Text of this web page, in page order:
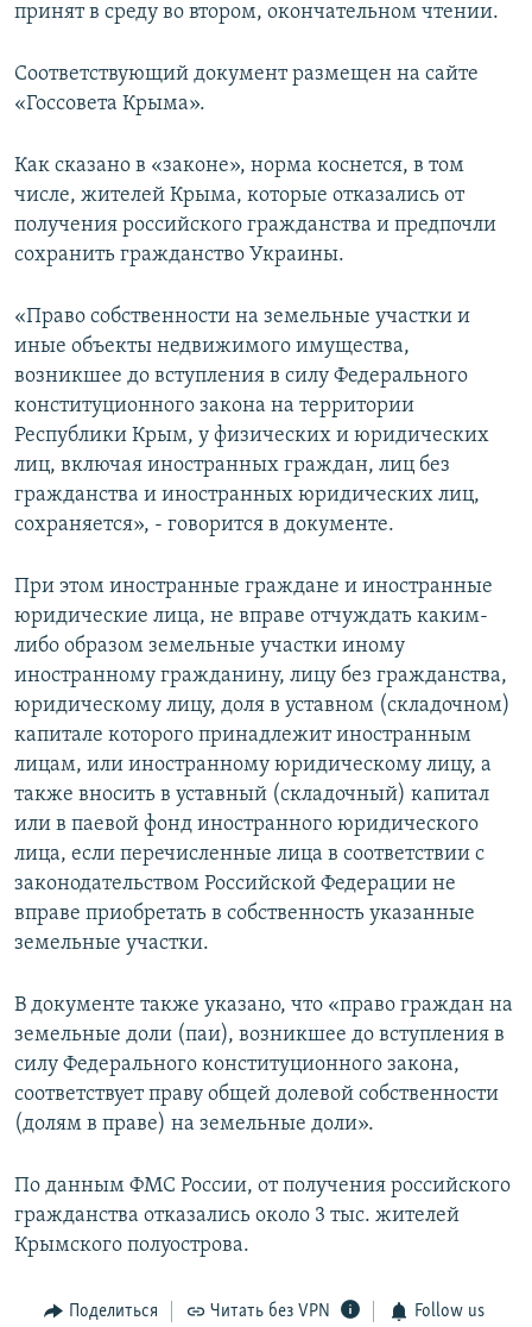
принят в среду во втором, окончательном чтении.
Соответствующий документ размещен на сайте
«Госсовета Крыма».
Как сказано в «законе», норма коснется, в том
числе, жителей Крыма, которые отказались от
получения российского гражданства и предпочли
сохранить гражданство Украины.
«Право собственности на земельные участки и
иные объекты недвижимого имущества,
возникшее до вступления в силу Федерального
конституционного закона на территории
Республики Крым, у физических и юридических
лиц, включая иностранных граждан, лиц без
гражданства и иностранных юридических лиц,
сохраняется», - говорится в документе.
При этом иностранные граждане и иностранные
юридические лица, не вправе отчуждать каким-
либо образом земельные участки иному
иностранному гражданину, лицу без гражданства,
юридическому лицу, доля в уставном (складочном)
капитале которого принадлежит иностранным
лицам, или иностранному юридическому лицу, а
также вносить в уставный (складочный) капитал
или в паевой фонд иностранного юридического
лица, если перечисленные лица в соответствии с
законодательством Российской Федерации не
вправе приобретать в собственность указанные
земельные участки.
В документе также указано, что «право граждан на
земельные доли (паи), возникшее до вступления в
силу Федерального конституционного закона,
соответствует праву общей долевой собственности
(долям в праве) на земельные доли».
По данным ФМС России, от получения российского
гражданства отказались около 3 тыс. жителей
Крымского полуострова.
Поделиться Читать без VPN Follow us